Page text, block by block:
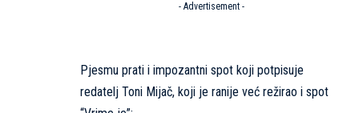
- Advertisement -
Pjesmu prati i impozantni spot koji potpisuje
redatelj Toni Mijač, koji je ranije već režirao i spot